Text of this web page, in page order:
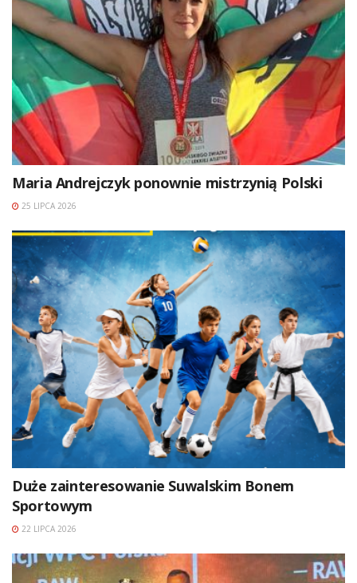
Maria Andrejczyk ponownie mistrzynią Polski
25 LIPCA 2026
Duże zainteresowanie Suwalskim Bonem
Sportowym
22 LIPCA 2026